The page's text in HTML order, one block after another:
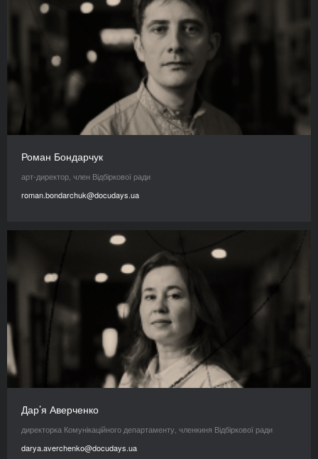
Роман Бондарчук
арт-директор, член Відбіркової ради
roman.bondarchuk@docudays.ua
Дар’я Аверченко
директорка Комунікаційного департаменту, членкиня Відбіркової ради
darya.averchenko@docudays.ua